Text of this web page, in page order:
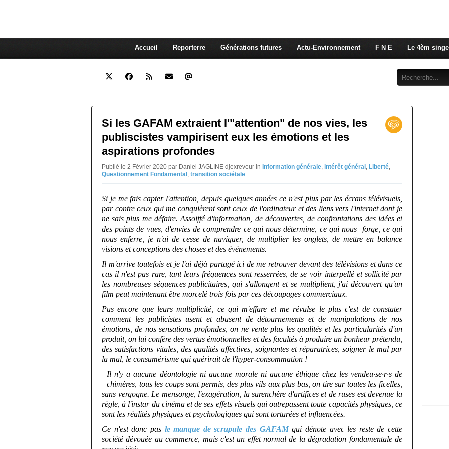
Accueil Reporterre Générations futures Actu-Environnement F N E Le 4èm singe
Si les GAFAM extraient l'"attention" de nos vies, les
publiscistes vampirisent eux les émotions et les
aspirations profondes
Publié le 2 Février 2020 par Daniel JAGLINE djexreveur in Information générale, intérêt général , Liberté,
Questionnement Fondamental , transition sociétale
Si je me fais capter l'attention, depuis quelques années ce n'est plus par les écrans télévisuels,
par contre ceux qui me conquièrent sont ceux de l'ordinateur et des liens vers l'internet dont je
ne sais plus me défaire. Assoiffé d'information, de découvertes, de confrontations des idées et
des points de vues, d'envies de comprendre ce qui nous détermine, ce qui nous forge, ce qui
nous enferre, je n'ai de cesse de naviguer, de multiplier les onglets, de mettre en balance
visions et conceptions des choses et des événements.
Il m'arrive toutefois et je l'ai déjà partagé ici de me retrouver devant des télévisions et dans ce
cas il n'est pas rare, tant leurs fréquences sont resserrées, de se voir interpellé et sollicité par
les nombreuses séquences publicitaires, qui s'allongent et se multiplient, j'ai découvert qu'un
film peut maintenant être morcelé trois fois par ces découpages commerciaux.
Pus encore que leurs multiplicité, ce qui m'effare et me révulse le plus c'est de constater
comment les publicistes usent et abusent de détournements et de manipulations de nos
émotions, de nos sensations profondes, on ne vente plus les qualités et les particularités d'un
produit, on lui confère des vertus émotionnelles et des facultés à produire un bonheur prétendu,
des satisfactions vitales, des qualités affectives, soignantes et réparatrices, soigner le mal par
la mal, le consumérisme qui guérirait de l'hyper-consommation !
Il n'y a aucune déontologie ni aucune morale ni aucune éthique chez les vendeu·se·r·s de
chimères, tous les coups sont permis, des plus vils aux plus bas, on tire sur toutes les ficelles,
sans vergogne. Le mensonge, l'exagération, la surenchère d'artifices et de ruses est devenue la
règle, à l'instar du cinéma et de ses effets visuels qui outrepassent toute capacités physiques, ce
sont les réalités physiques et psychologiques qui sont torturées et influencées.
Ce n'est donc pas le manque de scrupule des GAFAMqui dénote avec les reste de cette
société dévouée au commerce, mais c'est un effet normal de la dégradation fondamentale de